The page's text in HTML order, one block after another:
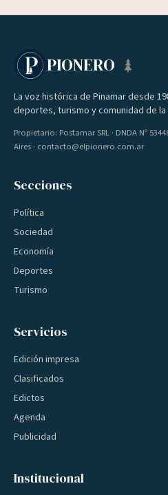
PIONERO
La voz histórica de Pinamar desde
deportes, turismo y comunidad de
Propietario: Postamar SRL · DNDA Nº
Aires · contacto@elpionero.com.ar
Secciones
Política
Sociedad
Economía
Deportes
Turismo
Servicios
Edición impresa
Clasificados
Edictos
Agenda
Publicidad
Institucional